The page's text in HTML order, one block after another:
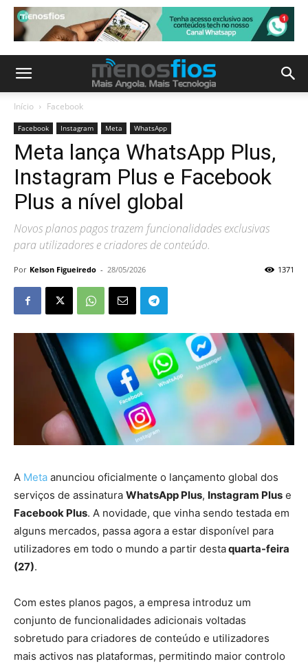
Início Facebook
Facebook Instagram Meta WhatsApp
Meta lança WhatsApp Plus,
Instagram Plus e Facebook
Plus a nível global
Novos planos pagos trazem funcionalidades exclusivas
para utilizadores e criadores de conteúdo.
Por Kelson Figueiredo - 28/05/2026 1371
A Meta anunciou oficialmente o lançamento global dos
serviços de assinatura WhatsApp Plus, Instagram Plus e
Facebook Plus. A novidade, que vinha sendo testada em
alguns mercados, passa agora a estar disponível para
utilizadores em todo o mundo a partir destaquarta-feira
(27).
Com estes planos pagos, a empresa introduz um
conjunto de funcionalidades adicionais voltadas
sobretudo para criadores de conteúdo e utilizadores
mais activos nas plataformas, permitindo maior controlo